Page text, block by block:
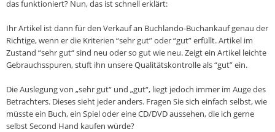
das funktioniert? Nun, das ist schnell erklärt:
Ihr Artikel ist dann für den Verkauf an Buchlando-Buchankauf genau der
Richtige, wenn er die Kriterien “sehr gut” oder “gut” erfüllt. Artikel im
Zustand “sehr gut“ sind neu oder so gut wie neu. Zeigt ein Artikel leichte
Gebrauchsspuren, stuft ihn unsere Qualitätskontrolle als “gut” ein.
Die Auslegung von „sehr gut“ und „gut“, liegt jedoch immer im Auge des
Betrachters. Dieses sieht jeder anders. Fragen Sie sich einfach selbst, wie
müsste ein Buch, ein Spiel oder eine CD/DVD aussehen, die ich gerne
selbst Second Hand kaufen würde?